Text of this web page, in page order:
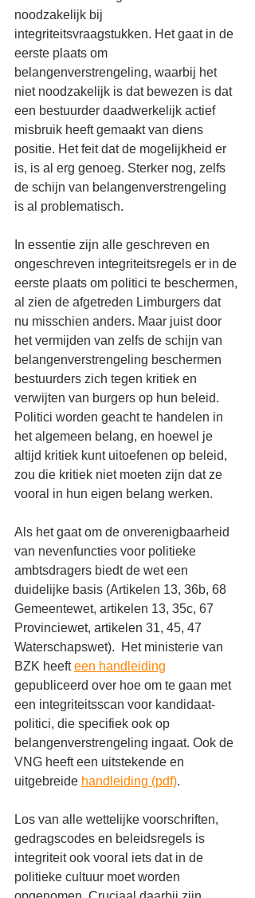
noodzakelijk bij
integriteitsvraagstukken. Het gaat in de
eerste plaats om
belangenverstrengeling, waarbij het
niet noodzakelijk is dat bewezen is dat
een bestuurder daadwerkelijk actief
misbruik heeft gemaakt van diens
positie. Het feit dat de mogelijkheid er
is, is al erg genoeg. Sterker nog, zelfs
de schijn van belangenverstrengeling
is al problematisch.
In essentie zijn alle geschreven en
ongeschreven integriteitsregels er in de
eerste plaats om politici te beschermen,
al zien de afgetreden Limburgers dat
nu misschien anders. Maar juist door
het vermijden van zelfs de schijn van
belangenverstrengeling beschermen
bestuurders zich tegen kritiek en
verwijten van burgers op hun beleid.
Politici worden geacht te handelen in
het algemeen belang, en hoewel je
altijd kritiek kunt uitoefenen op beleid,
zou die kritiek niet moeten zijn dat ze
vooral in hun eigen belang werken.
Als het gaat om de onverenigbaarheid
van nevenfuncties voor politieke
ambtsdragers biedt de wet een
duidelijke basis (Artikelen 13, 36b, 68
Gemeentewet, artikelen 13, 35c, 67
Provinciewet, artikelen 31, 45, 47
Waterschapswet).  Het ministerie van
BZK heeft een handleiding
gepubliceerd over hoe om te gaan met
een integriteitsscan voor kandidaat-
politici, die specifiek ook op
belangenverstrengeling ingaat. Ook de
VNG heeft een uitstekende en
uitgebreide handleiding (pdf).
Los van alle wettelijke voorschriften,
gedragscodes en beleidsregels is
integriteit ook vooral iets dat in de
politieke cultuur moet worden